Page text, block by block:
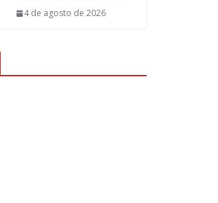
4 de agosto de 2026